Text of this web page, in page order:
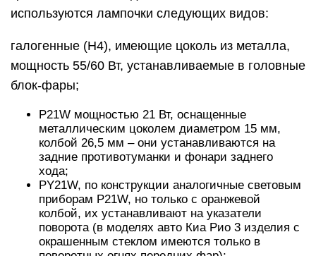
используются лампочки следующих видов:
галогенные (Н4), имеющие цоколь из металла,
мощность 55/60 Вт, устанавливаемые в головные
блок-фары;
P21W мощностью 21 Вт, оснащенные
металлическим цоколем диаметром 15 мм,
колбой 26,5 мм – они устанавливаются на
задние противотуманки и фонари заднего
хода;
PY21W, по конструкции аналогичные световым
приборам P21W, но только с оранжевой
колбой, их устанавливают на указатели
поворота (в моделях авто Киа Рио 3 изделия с
окрашенным стеклом имеются только в